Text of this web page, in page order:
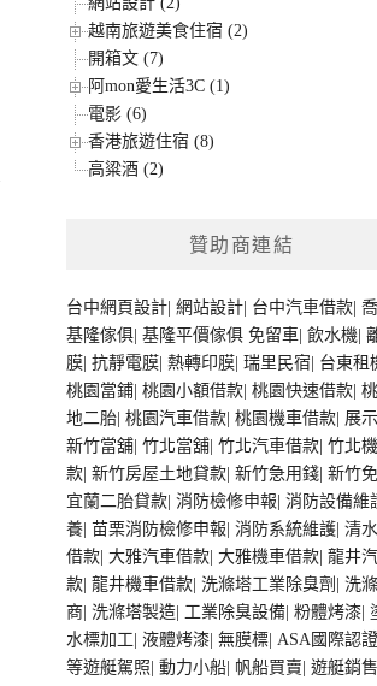
越南旅遊美食住宿 (2)
開箱文 (7)
阿mon愛生活3C (1)
電影 (6)
香港旅遊住宿 (8)
高粱酒 (2)
贊助商連結
台中網頁設計 |網站設計 台中汽車借款 |
基隆傢俱 |基隆平價傢俱 免留車 |飲水機 |
膜 |抗靜電膜 |熱轉印膜 |瑞里民宿 台東租
桃園當鋪 |桃園小額借款 |桃園快速借款 |
地二胎 |桃園汽車借款 |桃園機車借款 展
新竹當舖 |竹北當舖 |竹北汽車借款 |竹北
款 |新竹房屋土地貸款 |新竹急用錢 |新竹
宜蘭二胎貸款 |消防檢修申報 |消防設備維
養 |苗栗消防檢修申報 |消防系統維護 |清
借款 |大雅汽車借款 |大雅機車借款 |龍井
款 |龍井機車借款 洗滌塔工業除臭劑
洗
商 洗滌塔製造 工業除臭設備 |粉體烤漆 |
水標加工 |液體烤漆 |無膜標 |ASA國際認證
等遊艇駕照 |動力小船 帆船買賣 |遊艇銷售